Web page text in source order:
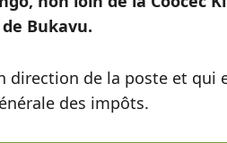
Bukavu.
direction de la poste et qui
des impôts.